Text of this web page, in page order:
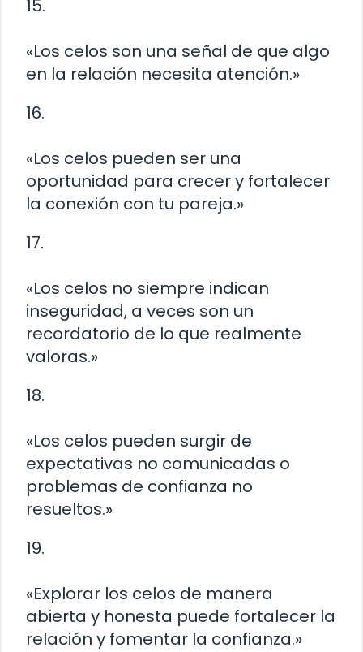
15.
«Los celos son una señal de que algo
en la relación necesita atención.»
16.
«Los celos pueden ser una
oportunidad para crecer y fortalecer
la conexión con tu pareja.»
17.
«Los celos no siempre indican
inseguridad, a veces son un
recordatorio de lo que realmente
valoras.»
18.
«Los celos pueden surgir de
expectativas no comunicadas o
problemas de confianza no
resueltos.»
19.
«Explorar los celos de manera
abierta y honesta puede fortalecer la
relación y fomentar la confianza.»